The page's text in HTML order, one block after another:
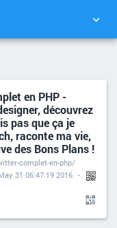
RECHERCHER
en PHP -
découvrez
pas que ça je
raconte ma vie,
des Bons Plans !
complet-en-php/
31 06:47:19 2016